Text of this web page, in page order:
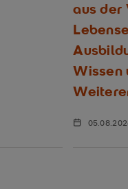
aus der
Wissen